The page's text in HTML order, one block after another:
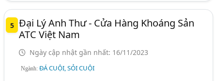
5 Đại Lý Anh Thư - Cửa Hàng Khoáng Sản
ATC Việt Nam
Ngày cập nhật gần nhất: 16/11/2023
Ngành:ĐÁ CUỘI, SỎI CUỘI